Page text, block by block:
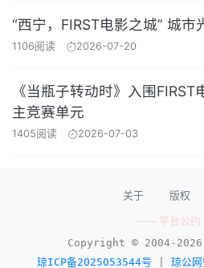
“西宁，FIRST电影之城” 城市
1106阅读 2026-07-20
《当瓶子转动时》入围FIRST
主竞赛单元
1405阅读 2026-07-03
关于 版权
—— 平台公
Copyright © 2004-
琼ICP备2025053544号
琼公